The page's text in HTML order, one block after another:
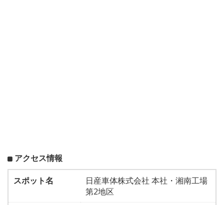
アクセス情報
スポット名
日産車体株式会社 本社・湘南工場
第2地区